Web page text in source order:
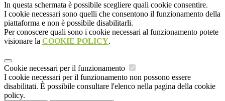
In questa schermata è possibile scegliere quali cookie consentire.
I cookie necessari sono quelli che consentono il funzionamento della
piattaforma e non è possibile disabilitarli.
Per conoscere quali sono i cookie necessari al funzionamento potete
visionare la COOKIE POLICY.
Cookie necessari per il funzionamento
I cookie necessari per il funzionamento non possono essere
disabilitati. È possibile consultare l'elenco nella pagina della cookie
policy.